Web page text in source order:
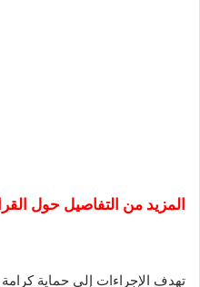
المزيد من التفاصيل حول
تهدف الإجراءات إلى حماية